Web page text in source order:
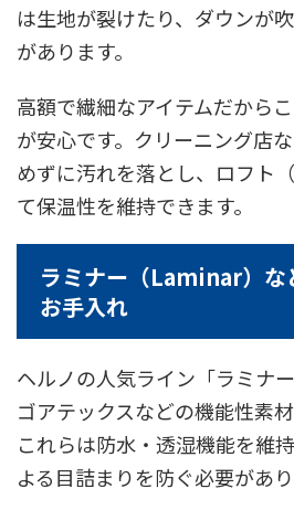
は生地が裂けたり、ダウンが
があります。
高額で繊細なアイテムだから
が安心です。クリーニング店
めずに汚れを落とし、ロフト
て保温性を維持できます。
ラミナー（Laminar）な
お手入れ
ヘルノの人気ライン「ラミナ
ゴアテックスなどの機能性素
これらは防水・透湿機能を維
よる目詰まりを防ぐ必要があり